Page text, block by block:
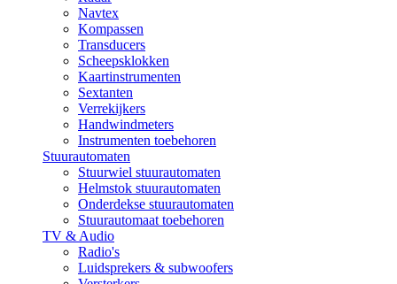
Navtex
Kompassen
Transducers
Scheepsklokken
Kaartinstrumenten
Sextanten
Verrekijkers
Handwindmeters
Instrumenten toebehoren
Stuurautomaten
Stuurwiel stuurautomaten
Helmstok stuurautomaten
Onderdekse stuurautomaten
Stuurautomaat toebehoren
TV & Audio
Radio's
Luidsprekers & subwoofers